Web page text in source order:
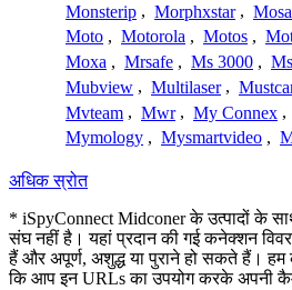
Monsterip , Morphxstar ,
Moto , Motorola , Motos ,
Moxa , Mrsafe , Ms 3000 ,
Mubview , Multilaser ,
Mvteam , Mwr , My Connex ,
Mymology , Mysmartvideo ,
अधिक स्रोत
* iSpyConnect Midconer के उत्पादों के
संघ नहीं है। यहां प्रदान की गई कनेक्शन
हैं और अपूर्ण, अशुद्ध या पुराने हो सकते हैं। हम
कि आप इन URLs का उपयोग करके अपनी